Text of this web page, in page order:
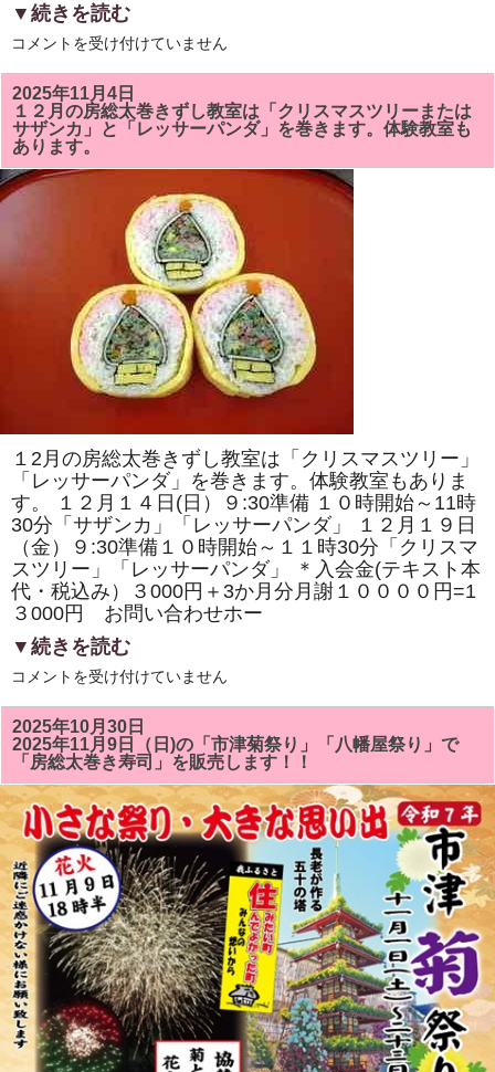
▼続きを読む
6
の
房
総
太
巻
ず
し
教
室
メ」
と
巻
き
寿
司
の
体
験
教
室
も
あ
ま
す。
は
コメントを受け付けていません
2025年11月4日
１２月の房総太巻きずし教室は「クリスマスツリーまたは
サザンカ」と「レッサーパンダ」を巻きます。体験教室も
あります。
１2月の房総太巻きずし教室は「クリスマスツリー」
「レッサーパンダ」を巻きます。体験教室もありま
す。 １２月１４日(日）９:30準備 １０時開始～11時
30分「サザンカ」「レッサーパンダ」 １２月１９日
（金）９:30準備１０時開始～１１時30分「クリスマ
スツリー」「レッサーパンダ」 ＊入会金(テキスト本
代・税込み）３000円＋3か月分月謝１００００円=1
３000円 お問い合わせホー
▼続きを読む
１
月
の
房
総
太
巻
き
ず
し
教
室
は
「ク
リ
ス
マ
ス
ツ
リ
ー
ま
た
は
サ
コメントを受け付けていません
2025年10月30日
2025年11月9日（日)の「市津菊祭り」「八幡屋祭り」で
「房総太巻き寿司」を販売します！！